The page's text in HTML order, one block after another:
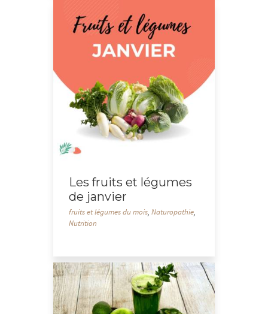
Les fruits et légumes
de janvier
fruits et légumes du mois,Naturopathie,
Nutrition